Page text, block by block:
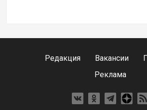
Редакция Вакансии
Реклама